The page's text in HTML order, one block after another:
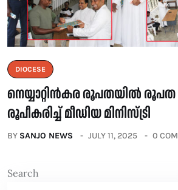
DIOCESE
നെയ്യാറ്റിൻകര രൂപതയിൽ രൂപത
രൂപീകരിച്ച് മീഡിയ മിനിസ്ട്രി
BY SANJO NEWS JULY 11, 2025 0
Search